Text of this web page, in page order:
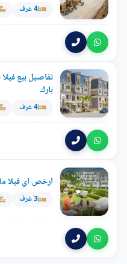
4 غرف
بارك
4 غرف
ارخص اي فيلا
3 غرف